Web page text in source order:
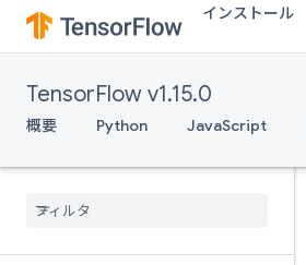
インストール
TensorFlow v1.15.0
概要 Python JavaScript